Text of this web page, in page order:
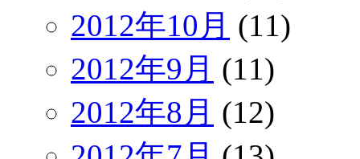
2012年10月 (11)
2012年9月 (11)
2012年8月 (12)